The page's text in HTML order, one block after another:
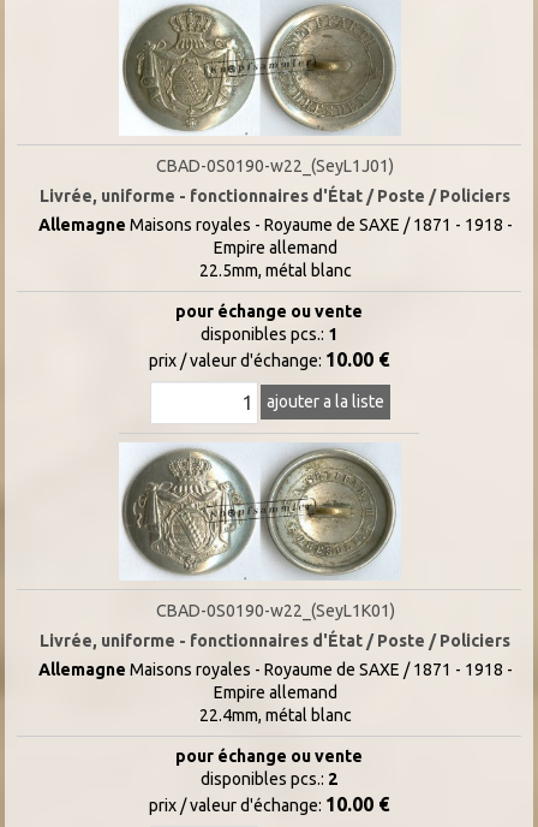
CBAD-0S0190-w22_(SeyL1J01)
Livrée, uniforme - fonctionnaires d'État / Poste / Policiers
Allemagne Maisons royales - Royaume de SAXE / 1871 - 1918 -
Empire allemand
22.5mm, métal blanc
pour échange ou vente
disponibles pcs.: 1
prix / valeur d'échange: 10.00 €
ajouter a la liste
CBAD-0S0190-w22_(SeyL1K01)
Livrée, uniforme - fonctionnaires d'État / Poste / Policiers
Allemagne Maisons royales - Royaume de SAXE / 1871 - 1918 -
Empire allemand
22.4mm, métal blanc
pour échange ou vente
disponibles pcs.: 2
prix / valeur d'échange: 10.00 €